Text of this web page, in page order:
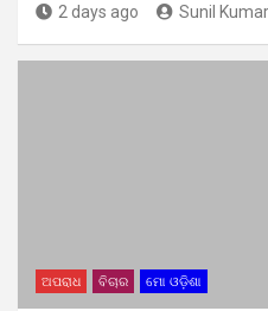
2 days ago Sunil
ଅପରାଧ ବିଚାର ମୋ ଓଡ଼ିଶା